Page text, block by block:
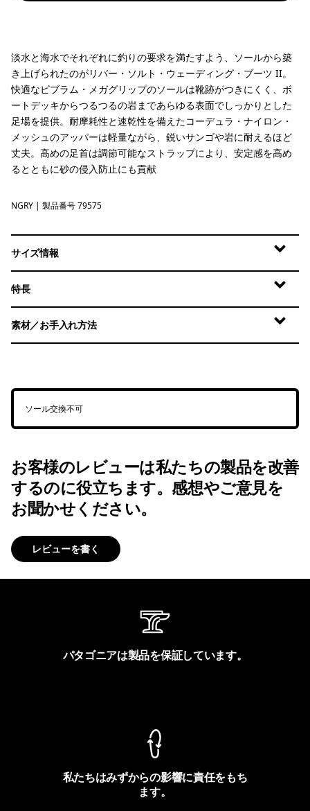
淡水と海水でそれぞれに釣りの要求を満たすよう、ソールから築
き上げられたのがリバー・ソルト・ウェーディング・ブーツ II。
快適なビブラム・メガグリップのソールは靴跡がつきにくく、ボ
ートデッキからつるつるの岩まであらゆる表面でしっかりとした
足場を提供。耐摩耗性と速乾性を備えたコーデュラ・ナイロン・
メッシュのアッパーは軽量ながら、鋭いサンゴや岩に耐えるほど
丈夫。高めの足首は調節可能なストラップにより、安定感を高め
るとともに砂の侵入防止にも貢献
Noble Grey
NGRY | 製品番号 79575
サイズ情報
特長
素材／お手入れ方法
ソール交換不可
お客様のレビューは私たちの製品を改善
するのに役立ちます。感想やご意見を
お聞かせください。
レビューを書く
パタゴニアは製品を保証しています。
私たちはみずからの影響に責任をもち
ます。